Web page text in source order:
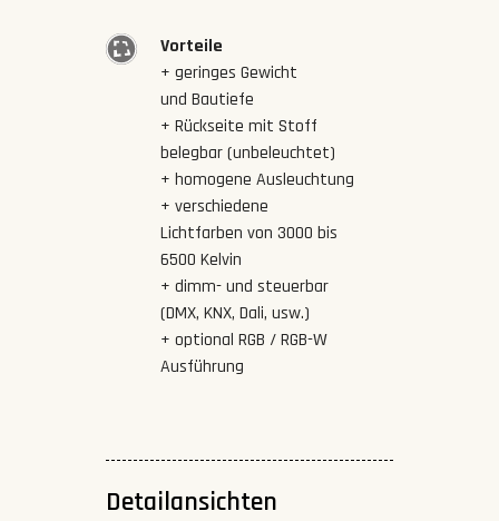
Vorteile
+ geringes Gewicht
und Bautiefe
+ Rückseite mit Stoff
belegbar (unbeleuchtet)
+ homogene Ausleuchtung
+ verschiedene
Lichtfarben von 3000 bis
6500 Kelvin
+ dimm- und steuerbar
(DMX, KNX, Dali, usw.)
+ optional RGB / RGB-W
Ausführung
Detailansichten